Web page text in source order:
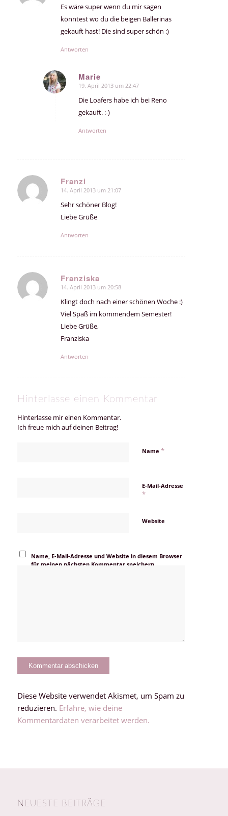
Es wäre super wenn du mir sagen
könntest wo du die beigen Ballerinas
gekauft hast! Die sind super schön :)
Antworten
Marie
sagte:
19. April 2013 um 22:47
Die Loafers habe ich bei Reno
gekauft. :-)
Antworten
Franzi
sagte:
14. April 2013 um 21:07
Sehr schöner Blog!
Liebe Grüße
Antworten
Franziska
sagte:
14. April 2013 um 20:58
Klingt doch nach einer schönen Woche :)
Viel Spaß im kommendem Semester!
Liebe Grüße,
Franziska
Antworten
Hinterlasse einen Kommentar
Hinterlasse mir einen Kommentar.
Ich freue mich auf deinen Beitrag!
Name *
E-Mail-Adresse
*
Website
Name, E-Mail-Adresse und Website in diesem Browser
für meinen nächsten Kommentar speichern.
Diese Website verwendet Akismet, um Spam zu
reduzieren. Erfahre, wie deine
Kommentardaten verarbeitet werden.
NEUESTE BEITRÄGE